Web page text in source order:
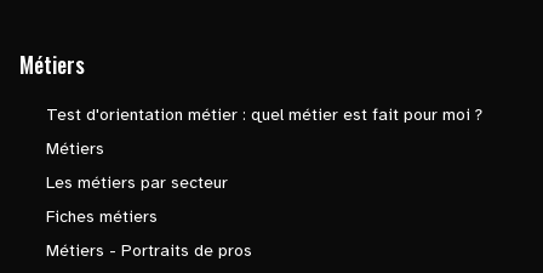
Métiers
Test d'orientation métier : quel métier est fait pour moi ?
Métiers
Les métiers par secteur
Fiches métiers
Métiers - Portraits de pros